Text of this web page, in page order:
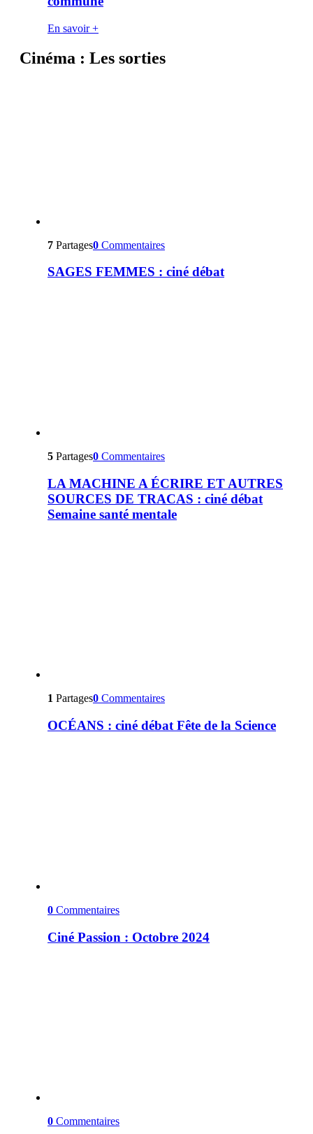
En savoir +
Cinéma : Les sorties
7 Partages0 Commentaires
SAGES FEMMES : ciné débat
5 Partages0 Commentaires
LA MACHINE A ÉCRIRE ET AUTRES
SOURCES DE TRACAS : ciné débat
Semaine santé mentale
1 Partages0 Commentaires
OCÉANS : ciné débat Fête de la Science
0 Commentaires
Ciné Passion : Octobre 2024
0 Commentaires